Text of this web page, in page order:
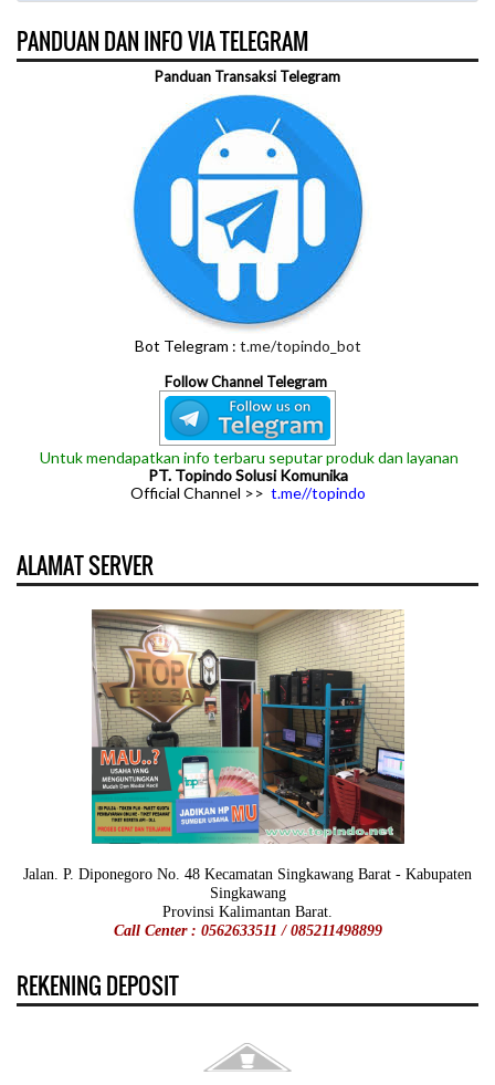
PANDUAN DAN INFO VIA TELEGRAM
Panduan Transaksi Telegram
Bot Telegram : t.me/topindo_bot
Follow Channel Telegram
Untuk mendapatkan info terbaru seputar produk dan layanan
PT. Topindo Solusi Komunika
Official Channel >> t.me//topindo
ALAMAT SERVER
Jalan. P. Diponegoro No. 48 Kecamatan Singkawang Barat - Kabupaten
Singkawang
Provinsi Kalimantan Barat.
Call Center : 0562633511 / 085211498899
REKENING DEPOSIT